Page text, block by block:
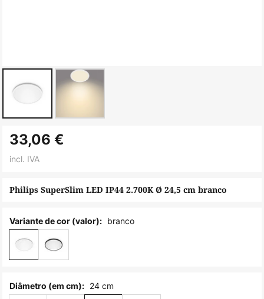
para
da
de
imagens
Philips SuperSlim LED IP44 2.700K Ø 24,5 cm branco
33,06 €
incl. IVA
Variante de cor (valor): branco
Diâmetro (em cm): 24 cm